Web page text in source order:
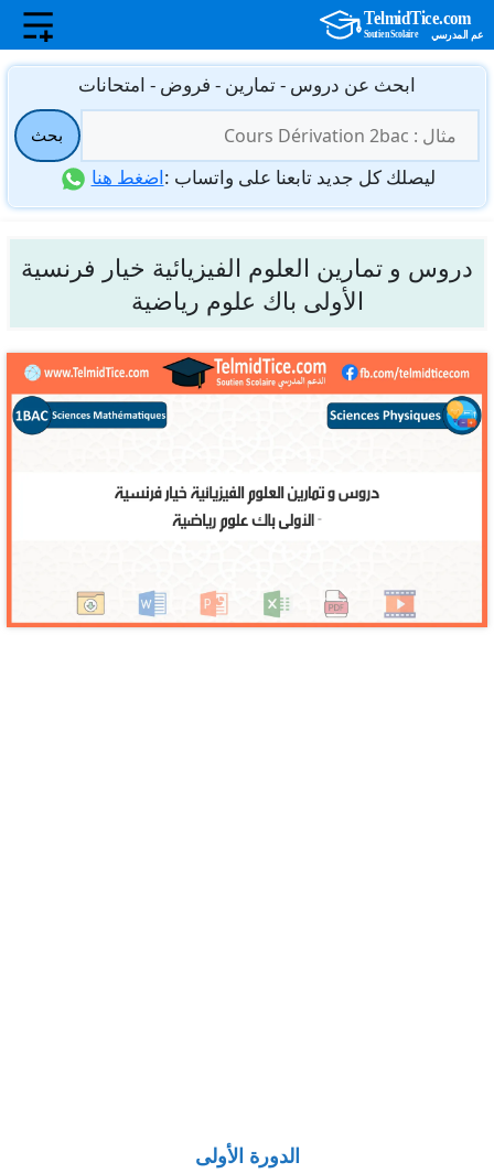
انتقل
المحتوى
ابحث عن دروس - تمارين - فروض - امتحانات
عن:
بحث
ليصلك كل جديد تابعنا على واتساب :اضغط هنا
دروس و تمارين العلوم الفيزيائية خيار فرنسية
الأولى باك علوم رياضية
الدورة الأولى